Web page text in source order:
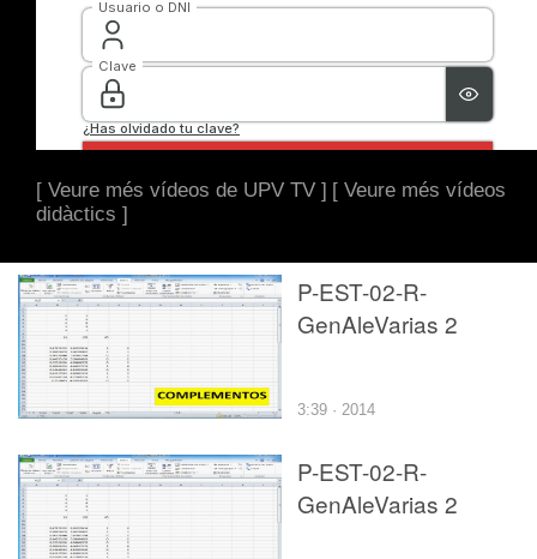
[ Veure més vídeos de UPV TV ] [ Veure més vídeos
didàctics ]
P-EST-02-R-
GenAleVarias 2
3:39 · 2014
P-EST-02-R-
GenAleVarias 2